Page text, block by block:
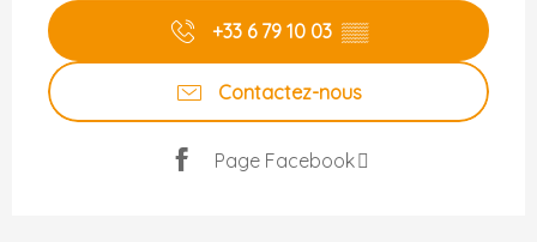
+33 6 79 10 03 ▒▒
Contactez-nous
Page Facebook